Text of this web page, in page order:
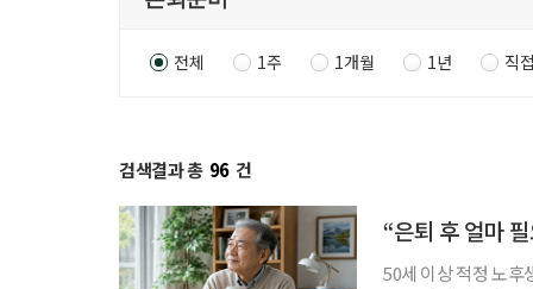
전체 1주 1개월 1년 직
검색결과 총 96 건
“은퇴 후 얼마
50세 이상 적정 노후